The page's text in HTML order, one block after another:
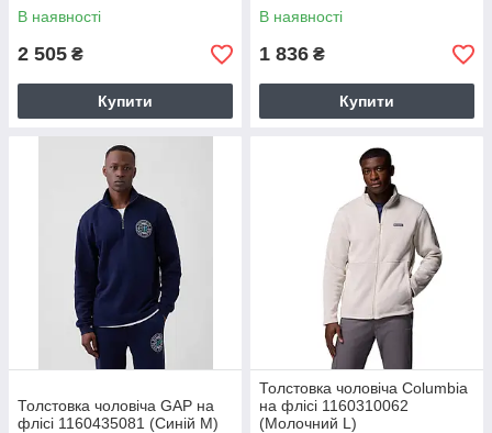
В наявності
2 505 ₴
Купити
В наявності
1 836 ₴
Купити
Толстовка чоловіча GAP на
флісі 1160435081 (Синій M)
Толстовка чоловіча Columbia
на флісі 1160310062
(Молочний L)